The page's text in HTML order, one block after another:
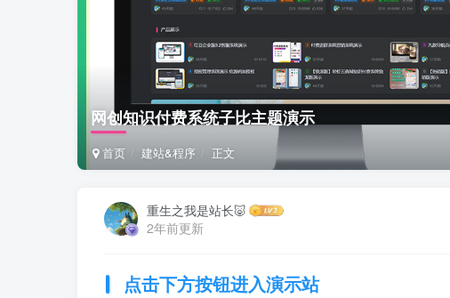
网创知识付费系统子比主题演示
首页 建站&程序 正文
重生之我是站长🐷
2年前更新
点击下方按钮进入演示站